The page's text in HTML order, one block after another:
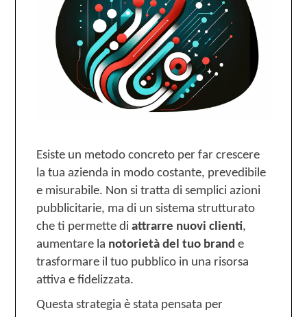
Esiste un metodo concreto per far crescere
la tua azienda in modo costante, prevedibile
e misurabile. Non si tratta di semplici azioni
pubblicitarie, ma di un sistema strutturato
che ti permette diattrarre nuovi clienti,
aumentare la notorietà del tuo brand e
trasformare il tuo pubblico in una risorsa
attiva e fidelizzata.
Questa strategia è stata pensata per